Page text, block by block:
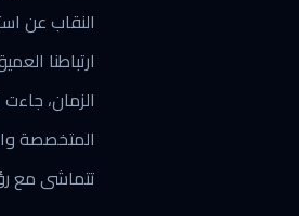
النقاب عن
ارتباطنا
الزمان،
المتخصصة
تتماشى مع رؤية المملكة 2030 لقطاع